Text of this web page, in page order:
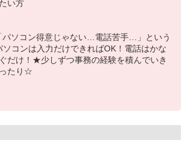
い方
パソコン得意じゃない…電話苦手…」という
コンは入力だけできればOK！電話はかな
だけ！★少しずつ事務の経験を積んでいき
たり☆